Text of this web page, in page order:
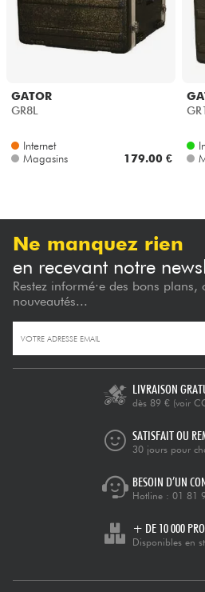
GATOR
GR8L
Internet
Magasins
179.00 €
Ne manquez rien
en recevant notre
Restez informé·e des bons plans,
nouveautés...
LIVRAISON
dès 89 € (voir
SATISFAIT OU
30 jours pour
BESOIN D’UN
Hotline : 01 81
+ DE 10 000
Disponibles en